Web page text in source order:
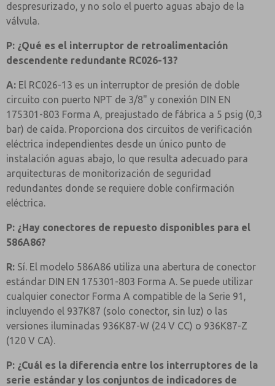
despresurizado, y no solo el puerto aguas abajo de la
válvula.
P: ¿Qué es el interruptor de retroalimentación
descendente redundante RC026-13?
A: El RC026-13 es un interruptor de presión de doble
circuito con puerto NPT de 3/8" y conexión DIN EN
175301-803 Forma A, preajustado de fábrica a 5 psig (0,3
bar) de caída. Proporciona dos circuitos de verificación
eléctrica independientes desde un único punto de
instalación aguas abajo, lo que resulta adecuado para
arquitecturas de monitorización de seguridad
redundantes donde se requiere doble confirmación
eléctrica.
P: ¿Hay conectores de repuesto disponibles para el
586A86?
R: Sí. El modelo 586A86 utiliza una abertura de conector
estándar DIN EN 175301-803 Forma A. Se puede utilizar
cualquier conector Forma A compatible de la Serie 91,
incluyendo el 937K87 (solo conector, sin luz) o las
versiones iluminadas 936K87-W (24 V CC) o 936K87-Z
(120 V CA).
P: ¿Cuál es la diferencia entre los interruptores de la
serie estándar y los conjuntos de indicadores de